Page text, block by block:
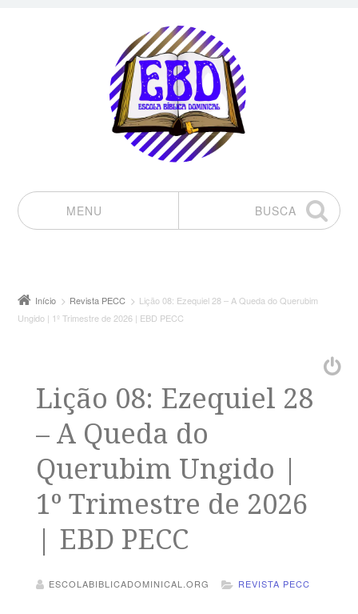
MENU
BUSCA
Início Revista PECC
Lição 08: Ezequiel 28 – A Queda do Querubim
Ungido | 1º Trimestre de 2026 | EBD PECC
Lição 08: Ezequiel 28
– A Queda do
Querubim Ungido |
1º Trimestre de 2026
| EBD PECC
ESCOLABIBLICADOMINICAL.ORG REVISTA PECC